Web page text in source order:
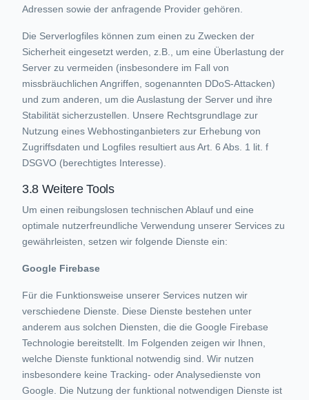
Adressen sowie der anfragende Provider gehören.
Die Serverlogfiles können zum einen zu Zwecken der
Sicherheit eingesetzt werden, z.B., um eine Überlastung der
Server zu vermeiden (insbesondere im Fall von
missbräuchlichen Angriffen, sogenannten DDoS-Attacken)
und zum anderen, um die Auslastung der Server und ihre
Stabilität sicherzustellen. Unsere Rechtsgrundlage zur
Nutzung eines Webhostinganbieters zur Erhebung von
Zugriffsdaten und Logfiles resultiert aus Art. 6 Abs. 1 lit. f
DSGVO (berechtigtes Interesse).
3.8 Weitere Tools
Um einen reibungslosen technischen Ablauf und eine
optimale nutzerfreundliche Verwendung unserer Services zu
gewährleisten, setzen wir folgende Dienste ein:
Google Firebase
Für die Funktionsweise unserer Services nutzen wir
verschiedene Dienste. Diese Dienste bestehen unter
anderem aus solchen Diensten, die die Google Firebase
Technologie bereitstellt. Im Folgenden zeigen wir Ihnen,
welche Dienste funktional notwendig sind. Wir nutzen
insbesondere keine Tracking- oder Analysedienste von
Google. Die Nutzung der funktional notwendigen Dienste ist